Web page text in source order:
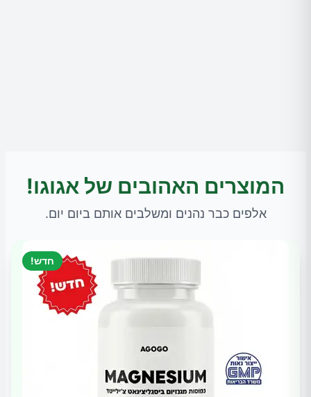
המוצרים האהובים של אגוגו!
אלפים כבר נהנים ומשלבים אותם ביום יום.
חדש!